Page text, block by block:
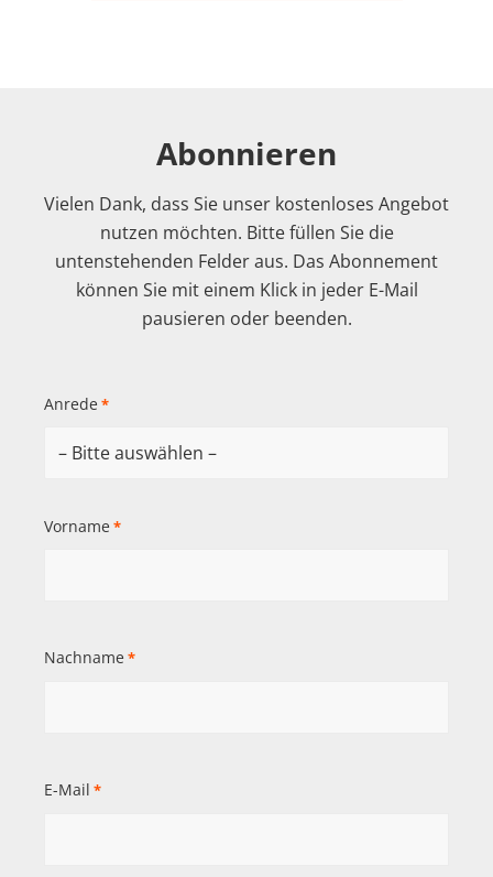
Abonnieren
Vielen Dank, dass Sie unser kostenloses Angebot
nutzen möchten. Bitte füllen Sie die
untenstehenden Felder aus. Das Abonnement
können Sie mit einem Klick in jeder E-Mail
pausieren oder beenden.
Anrede *
Vorname *
Nachname *
E-Mail *